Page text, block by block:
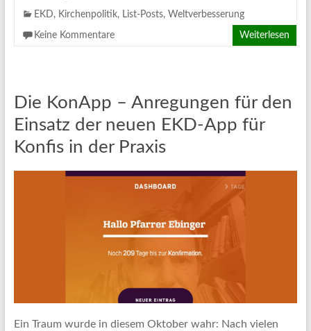
EKD, Kirchenpolitik, List-Posts, Weltverbesserung
Keine Kommentare Weiterlesen
Die KonApp – Anregungen für den
Einsatz der neuen EKD-App für
Konfis in der Praxis
Ein Traum wurde in diesem Oktober wahr: Nach vielen